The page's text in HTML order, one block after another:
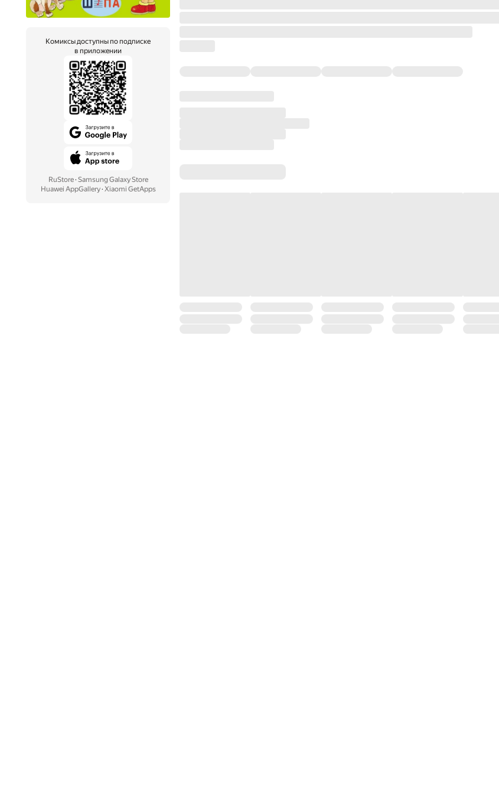
Комиксы доступны по подписке
в приложении
RuStore· Samsung Galaxy Store
Huawei AppGallery· Xiaomi GetApps